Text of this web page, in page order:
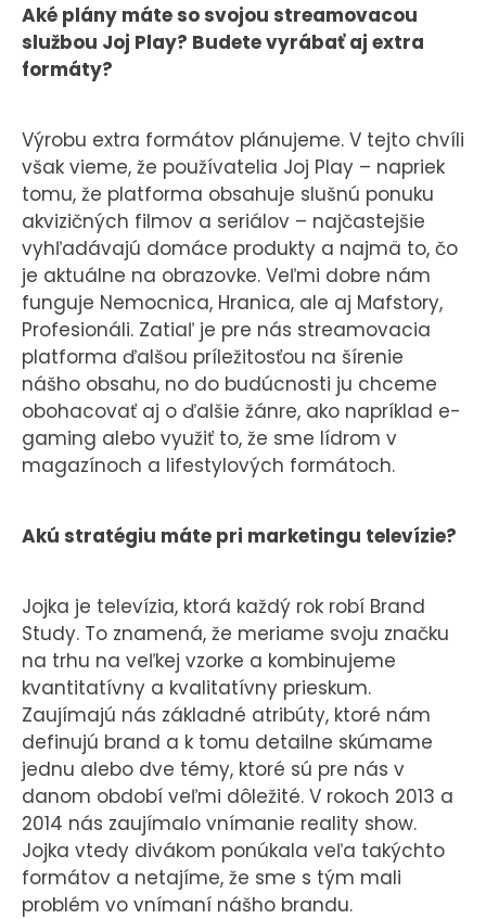
Aké plány máte so svojou streamovacou
službou Joj Play? Budete vyrábať aj extra
formáty?
Výrobu extra formátov plánujeme. V tejto chvíli
však vieme, že používatelia Joj Play – napriek
tomu, že platforma obsahuje slušnú ponuku
akvizičných filmov a seriálov – najčastejšie
vyhľadávajú domáce produkty a najmä to, čo
je aktuálne na obrazovke. Veľmi dobre nám
funguje Nemocnica, Hranica, ale aj Mafstory,
Profesionáli. Zatiaľ je pre nás streamovacia
platforma ďalšou príležitosťou na šírenie
nášho obsahu, no do budúcnosti ju chceme
obohacovať aj o ďalšie žánre, ako napríklad e-
gaming alebo využiť to, že sme lídrom v
magazínoch a lifestylových formátoch.
Akú stratégiu máte pri marketingu televízie?
Jojka je televízia, ktorá každý rok robí Brand
Study. To znamená, že meriame svoju značku
na trhu na veľkej vzorke a kombinujeme
kvantitatívny a kvalitatívny prieskum.
Zaujímajú nás základné atribúty, ktoré nám
definujú brand a k tomu detailne skúmame
jednu alebo dve témy, ktoré sú pre nás v
danom období veľmi dôležité. V rokoch 2013 a
2014 nás zaujímalo vnímanie reality show.
Jojka vtedy divákom ponúkala veľa takýchto
formátov a netajíme, že sme s tým mali
problém vo vnímaní nášho brandu.